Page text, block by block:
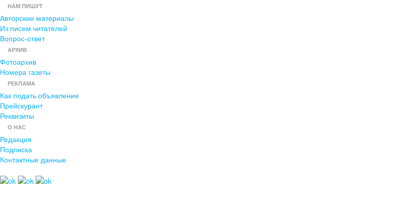
НАМ ПИШУТ
Авторские материалы
Из писем читателей
Вопрос-ответ
АРХИВ
Фотоархив
Номера газеты
РЕКЛАМА
Как подать объявление
Прейскурант
Реквизиты
О НАС
Редакция
Подписка
Контактные данные